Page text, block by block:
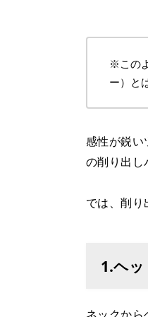
※この
ー）と
感性が鋭い
の削り出し
では、削
1.ヘ
ネックか